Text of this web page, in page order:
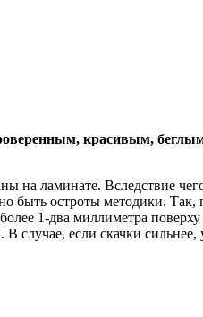
красивым,
на ламинате. Вследствие
быть остроты методики.
1-два миллиметра
случае, если скачки